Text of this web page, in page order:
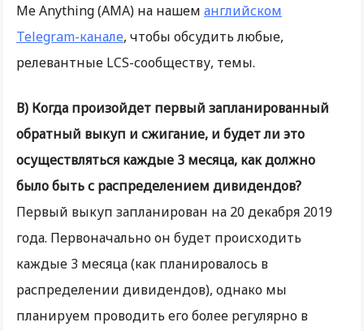
Me Anything (AMA) на нашем английском
Telegram-канале, чтобы обсудить любые,
релевантные LCS-сообществу, темы.
В) Когда произойдет первый запланированный
обратный выкуп и сжигание, и будет ли это
осуществляться каждые 3 месяца, как должно
было быть с распределением дивидендов?
Первый выкуп запланирован на 20 декабря 2019
года. Первоначально он будет происходить
каждые 3 месяца (как планировалось в
распределении дивидендов), однако мы
планируем проводить его более регулярно в